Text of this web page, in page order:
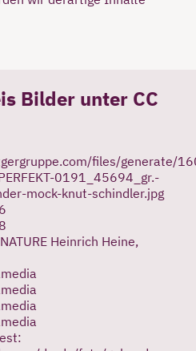
Bilder unter CC
files/generate/
0191_45694_gr.-
mock-knut-schindler.jpg
Heinrich Heine,